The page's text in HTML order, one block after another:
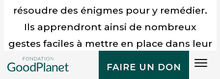
FAIRE UN DON
résoudre des énigmes pour y remédier.
Ils apprendront ainsi de nombreux
gestes faciles à mettre en place dans leur